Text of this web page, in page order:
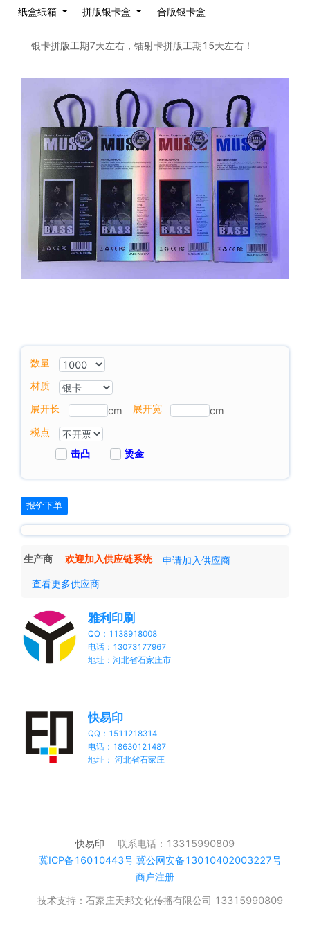
纸盒纸箱 拼版银卡盒 合版银卡盒
银卡拼版工期7天左右，镭射卡拼版工期15天左右！
数量
材质
展开长
cm 展开宽
cm
税点
击凸
烫金
报价下单
生产商 欢迎加入供应链系统
申请加入供应商
查看更多供应商
雅利印刷
QQ：1138918008
电话：13073177967
地址：河北省石家庄市
快易印
QQ：1511218314
电话：18630121487
地址： 河北省石家庄
快易印
联系电话：13315990809
冀ICP备16010443号 冀公网安备13010402003227号
商户注册
技术支持：石家庄天邦文化传播有限公司 13315990809